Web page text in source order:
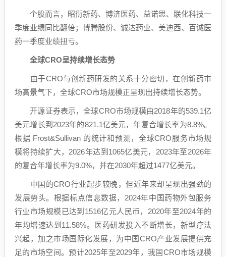
个股而言， 昭衍新药、 博济医药、 益诺思、 联化科技一
季度业绩同比翻倍； 博腾股份、 诚达药业、 美迪西、 百诚医
药一季度业绩扭亏。
全球CRO呈持续增长态势
由于CRO与创新药研发的关系十分密切，在创新药市
场高景气下，全球CRO市场规模正呈现出持续增长态势。
开源证券表示，全球CRO市场规模由2018年的539.1亿
美元增长到2023年的821.1亿美元，年复合增长率为8.8%。
根据 Frost&Sullivan 的统计和预测，全球CRO服务市场规
模将持续扩大，2026年达到1065亿美元，2023年至2026年
的复合年增长率为9.0%，并在2030年超过1477亿美元。
中国的CRO行业起步较晚，但近年来却呈现出强劲的
发展势头。根据标点信息数据，2024年中国药物外包服务
行业市场规模已达到1516亿元人民币，2020年至2024年的
年均增速达到11.58%。医药研发投入不断增长，新型疗法
兴起，加之市场国际化发展，为中国CRO产业发展提供充
足的市场空间。预计2025年至2029年，我国CRO市场规模